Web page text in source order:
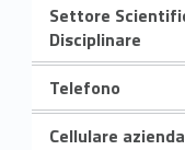
Settore
Disciplinare
Telefono
Cellulare